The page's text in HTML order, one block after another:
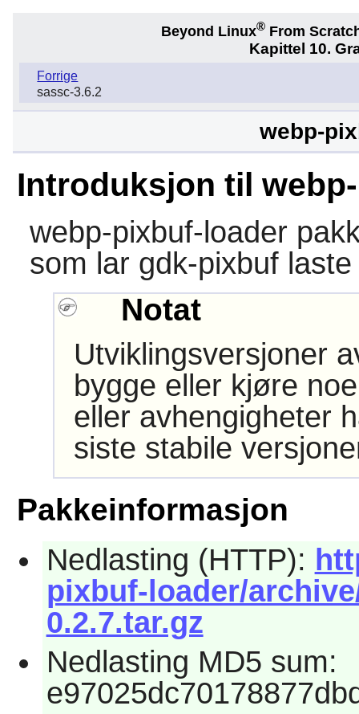
Beyond Linux® From
Kapittel 10.
Forrige
sassc-3.6.2
webp-
Introduksjon til
webp-pixbuf-loader
som lar gdk-pixbuf
Notat
Utviklingsversjoner
bygge eller kjøre
eller avhengigheter
siste stabile
Pakkeinformasjon
Nedlasting (HTTP):
pixbuf-loader/
0.2.7.tar.gz
Nedlasting MD5 sum: